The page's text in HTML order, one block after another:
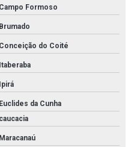
Campo Formoso
Brumado
Conceição do Coité
Itaberaba
Ipirá
Euclides da Cunha
caucacia
Maracanaú